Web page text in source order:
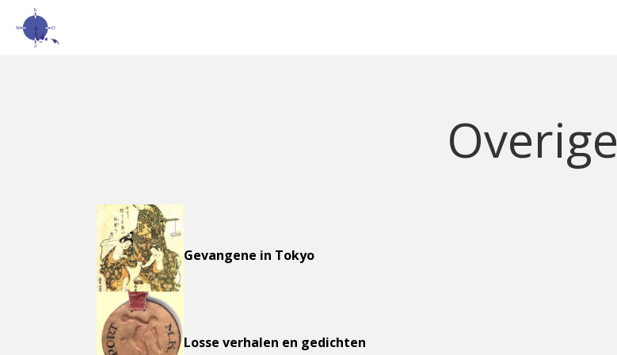
Overige
Gevangene in Tokyo
Losse verhalen en gedichten